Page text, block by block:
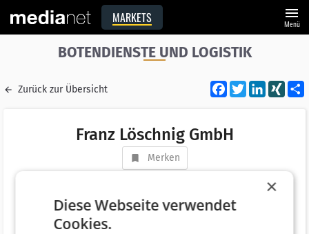
MARKETS menu
Menü
BOTENDIENSTE UND LOGISTIK
Zurück zur Übersicht Facebook
Twitter XING
Franz Löschnig GmbH
Merken
AT 8772 Traboch
Telefonnummer +43 (3843) 35790
×
Diese Webseite verwendet
Cookies.